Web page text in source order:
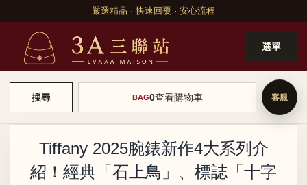
嚴選精品 · 快速回覆 · 安心流程
選單
搜尋 BAG0查看購物車
Tiffany 2025腕錶新作4大系列介
紹！經典「石上鳥」、標誌「十字